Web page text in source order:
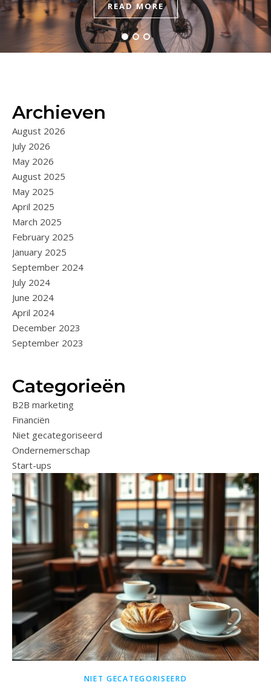
READ MORE
READ MORE
READ MORE
Archieven
August 2026
July 2026
May 2026
August 2025
May 2025
April 2025
March 2025
February 2025
January 2025
September 2024
July 2024
June 2024
April 2024
December 2023
September 2023
Categorieën
B2B marketing
Financiën
Niet gecategoriseerd
Ondernemerschap
Start-ups
NIET GECATEGORISEERD